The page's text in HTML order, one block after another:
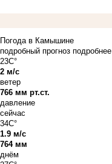
Погода в Камышине
подробный прогноз подробнее
23C°
2 м/с
ветер
766 мм рт.ст.
давление
сейчас
34C°
1.9 м/с
764 мм
днём